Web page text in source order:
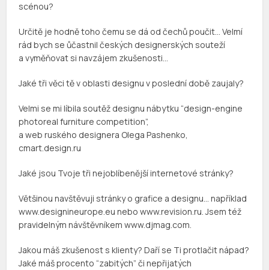
scénou?
Určitě je hodně toho čemu se dá od čechů poučit… Velmí
rád bych se ůčastnil českých designerských souteží
a vyměňovat si navzájem zkušenosti…
Jaké tři věci tě v oblasti designu v poslední době zaujaly?
Velmi se mi líbila soutěž designu nábytku “design-engine
photoreal furniture competition”,
a web ruského designera Olega Pashenko,
cmart.design.ru
Jaké jsou Tvoje tři nejoblíbenější internetové stránky?
Většinou navštěvuji stránky o grafice a designu… například
www.designineurope.eu nebo www.revision.ru. Jsem též
pravidelným návštěvníkem www.djmag.com.
Jakou máš zkušenost s klienty? Daří se Ti protlačit nápad?
Jaké máš procento “zabitých” či nepřijatých